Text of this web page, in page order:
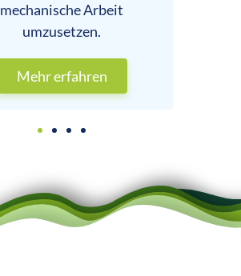
mechanische Arbeit
umzusetzen.
Mehr erfahren